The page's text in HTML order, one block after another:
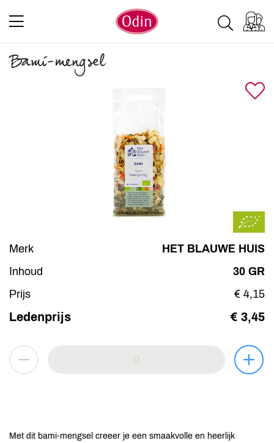
Bami-mengsel
Merk
HET BLAUWE HUIS
Inhoud
30 GR
Prijs
€ 4,15
Ledenprijs € 3,45
Met dit bami-mengsel creeer je een smaakvolle en heerlijk